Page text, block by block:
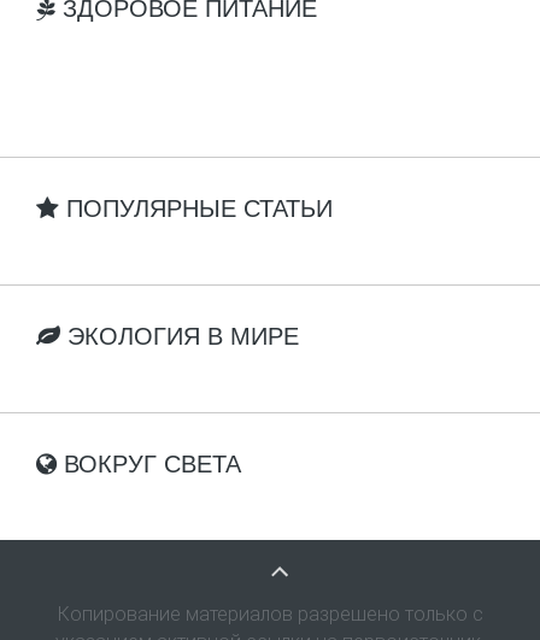
ЗДОРОВОЕ ПИТАНИЕ
ПОПУЛЯРНЫЕ СТАТЬИ
ЭКОЛОГИЯ В МИРЕ
ВОКРУГ СВЕТА
Копирование материалов разрешено только с